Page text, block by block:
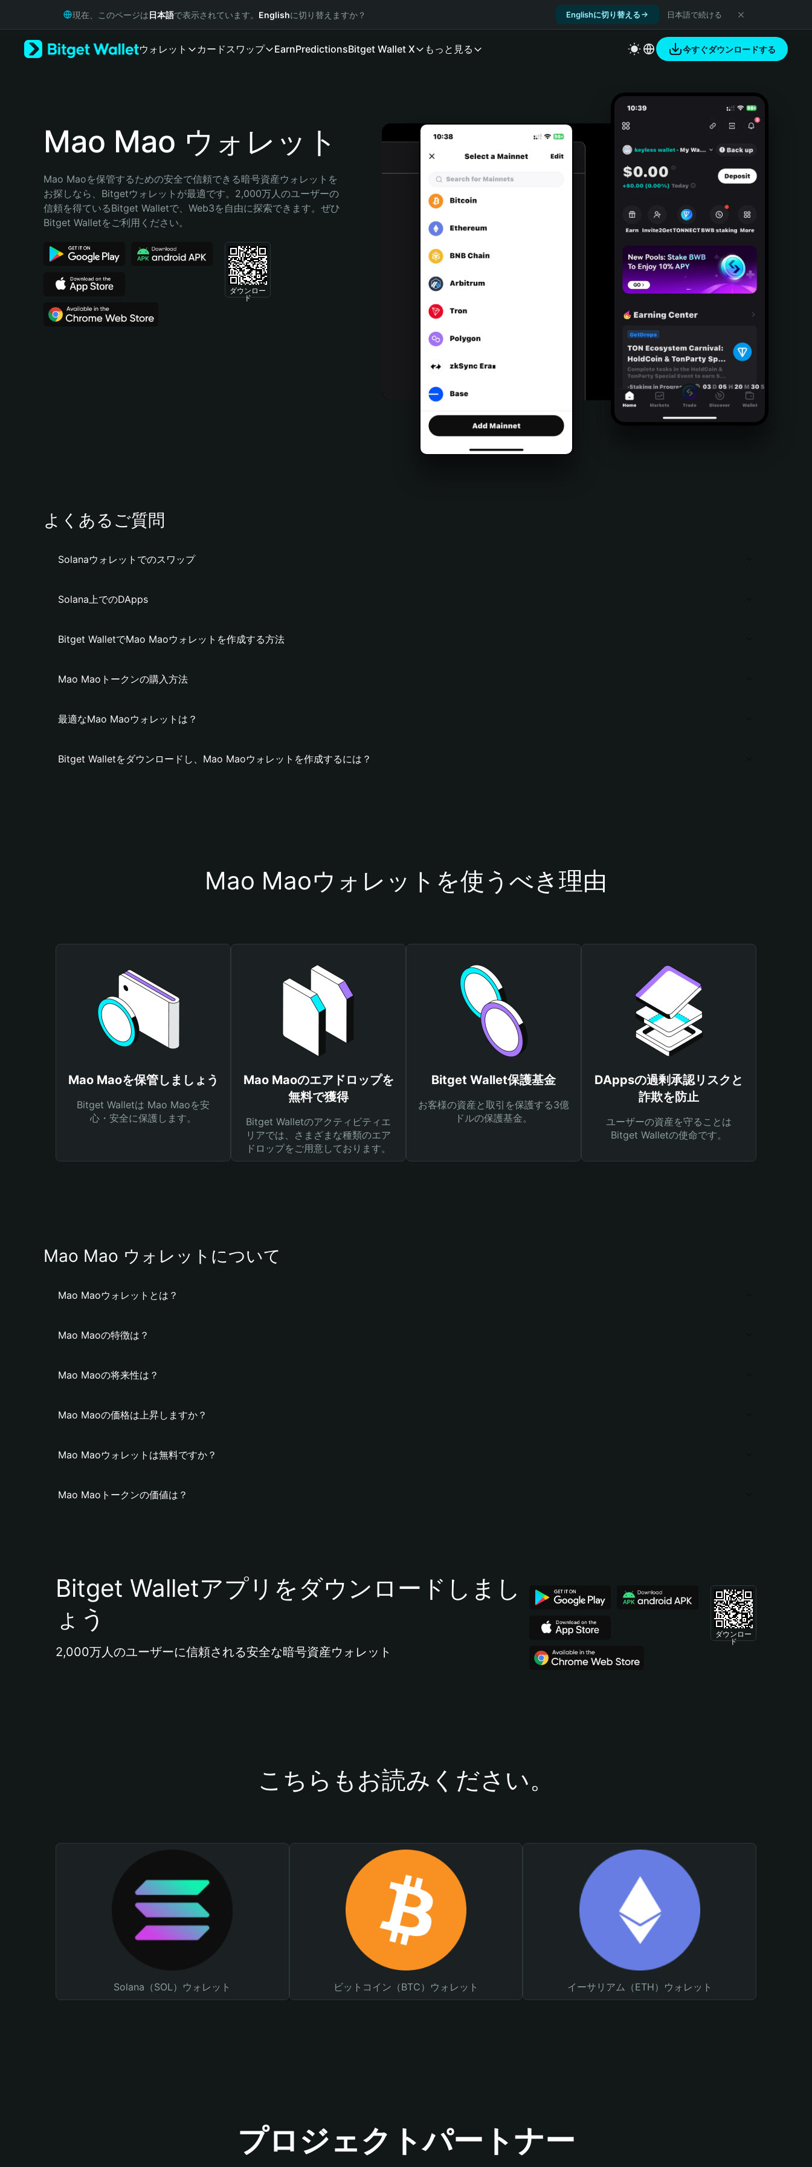
Русский
Bahasa Indonesia
Português (Brasil)
現在、このページは日本語で表示されています。 Englishに切り替えますか？ Englishに切り替える 日本語で続ける
ウォレット カードスワップ EarnPredictionsBitget Wallet X もっと見る 今すぐダウンロードする
Mao Mao ウォレット
Mao Maoを保管するための安全で信頼できる暗号資産ウォレットを
お探しなら、Bitgetウォレットが最適です。2,000万人のユーザーの
信頼を得ているBitget Walletで、Web3を自由に探索できます。ぜひ
Bitget Walletをご利用ください。
ダウンロー
ド
よくあるご質問
Solanaウォレットでのスワップ
Solana上でのDApps
Bitget WalletでMao Maoウォレットを作成する方法
Mao Maoトークンの購入方法
最適なMao Maoウォレットは？
Bitget Walletをダウンロードし、Mao Maoウォレットを作成するには？
Mao Maoウォレットを使うべき理由
Mao Maoを保管しましょう
Bitget Walletは Mao Maoを安
心・安全に保護します。
Mao Maoのエアドロップを
無料で獲得
Bitget Walletのアクティビティエ
リアでは、さまざまな種類のエア
ドロップをご用意しております。
Bitget Wallet保護基金
お客様の資産と取引を保護する3億
ドルの保護基金。
DAppsの過剰承認リスクと
詐欺を防止
ユーザーの資産を守ることは
Bitget Walletの使命です。
Mao Mao ウォレットについて
Mao Maoウォレットとは？
Mao Maoの特徴は？
Mao Maoの将来性は？
Mao Maoの価格は上昇しますか？
Mao Maoウォレットは無料ですか？
Mao Maoトークンの価値は？
Bitget Walletアプリをダウンロードしまし
ょう
2,000万人のユーザーに信頼される安全な暗号資産ウォレット
ダウンロー
ド
こちらもお読みください。
Solana（SOL）ウォレット ビットコイン（BTC）ウォレット イーサリアム（ETH）ウォレット
プロジェクトパートナー